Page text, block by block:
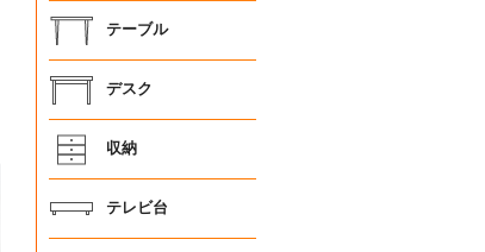
テーブル
デスク
収納
テレビ台